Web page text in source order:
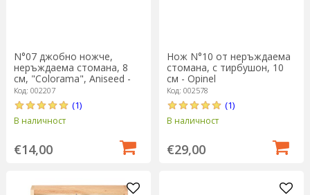
N°07 джобно ножче,
неръждаема стомана, 8
см, "Colorama", Aniseed -
Opinel
Код: 002207
(1)
В наличност
€14,00
Нож N°10 от неръждаема
стомана, с тирбушон, 10
см - Opinel
Код: 002578
(1)
В наличност
€29,00